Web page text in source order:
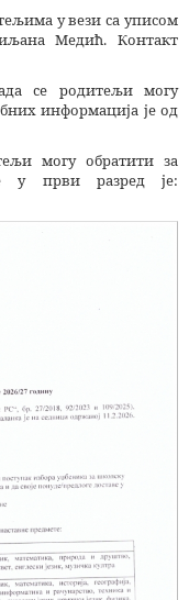
у вези са уписом
Медић. Контакт
се родитељи могу
информација је од
могу обратити за
у први разред је: